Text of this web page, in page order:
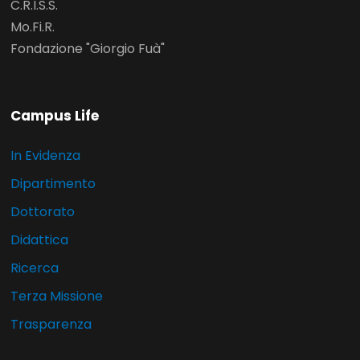
C.R.I.S.S.
Mo.Fi.R.
Fondazione "Giorgio Fuà"
Campus Life
In Evidenza
Dipartimento
Dottorato
Didattica
Ricerca
Terza Missione
Trasparenza